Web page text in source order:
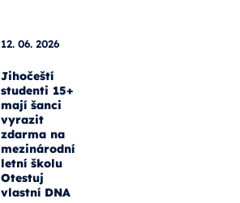
12. 06. 2026
Jihočeští
studenti 15+
mají šanci
vyrazit
zdarma na
mezinárodní
letní školu
Otestuj
vlastní DNA